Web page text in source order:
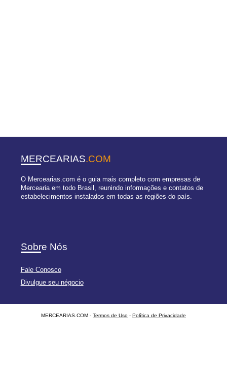
MERCEARIAS.COM
O Mercearias.com é o guia mais completo com empresas de
Mercearia em todo Brasil, reunindo informações e contatos de
estabelecimentos instalados em todas as regiões do país.
Sobre Nós
Fale Conosco
Divulgue seu négocio
MERCEARIAS.COM - Termos de Uso - Política de Privacidade